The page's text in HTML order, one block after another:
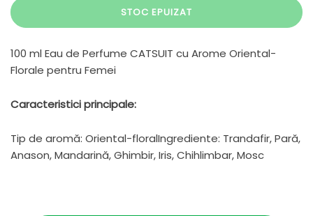
STOC EPUIZAT
100 ml Eau de Perfume CATSUIT cu Arome Oriental-
Florale pentru Femei
Caracteristici principale:
Tip de aromă: Oriental-floralIngrediente: Trandafir, Pară,
Anason, Mandarină, Ghimbir, Iris, Chihlimbar, Mosc